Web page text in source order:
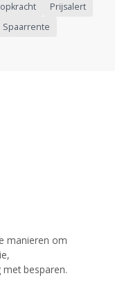
Prijsalert
Spaarrente
manieren om
besparen.